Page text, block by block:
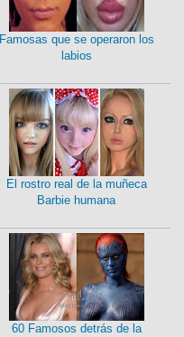
Famosas que se operaron los
labios
El rostro real de la muñeca
Barbie humana
60 Famosos detrás de la